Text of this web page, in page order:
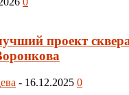
проект
- 16.12.2025 0